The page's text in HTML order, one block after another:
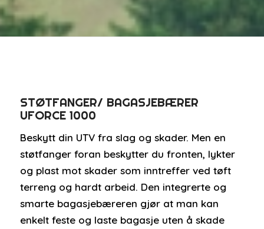
STØTFANGER/ BAGASJEBÆRER
UFORCE 1000
Beskytt din UTV fra slag og skader. Men en
støtfanger foran beskytter du fronten, lykter
og plast mot skader som inntreffer ved tøft
terreng og hardt arbeid. Den integrerte og
smarte bagasjebæreren gjør at man kan
enkelt feste og laste bagasje uten å skade